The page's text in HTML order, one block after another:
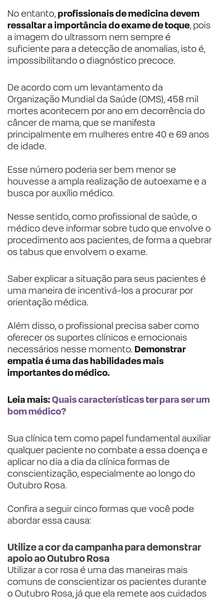
No entanto, profissionais de medicina devem
ressaltar a importância do exame de toque, pois
a imagem do ultrassom nem sempre é
suficiente para a detecção de anomalias, isto é,
impossibilitando o diagnóstico precoce.
De acordo com um levantamento da
Organização Mundial da Saúde (OMS), 458 mil
mortes acontecem por ano em decorrência do
câncer de mama, que se manifesta
principalmente em mulheres entre 40 e 69 anos
de idade.
Esse número poderia ser bem menor se
houvesse a ampla realização de autoexame e a
busca por auxílio médico.
Nesse sentido, como profissional de saúde, o
médico deve informar sobre tudo que envolve o
procedimento aos pacientes, de forma a quebrar
os tabus que envolvem o exame.
Saber explicar a situação para seus pacientes é
uma maneira de incentivá-los a procurar por
orientação médica.
Além disso, o profissional precisa saber como
oferecer os suportes clínicos e emocionais
necessários nesse momento. Demonstrar
empatia é uma das habilidades mais
importantes do médico.
Leia mais:Quais características ter para ser um
bom médico?
Sua clínica tem como papel fundamental auxiliar
qualquer paciente no combate a essa doença e
aplicar no dia a dia da clínica formas de
conscientização, especialmente ao longo do
Outubro Rosa.
Confira a seguir cinco formas que você pode
abordar essa causa:
Utilize a cor da campanha para demonstrar
apoio ao Outubro Rosa
Utilizar a cor rosa é uma das maneiras mais
comuns de conscientizar os pacientes durante
o Outubro Rosa, já que ela remete aos cuidados